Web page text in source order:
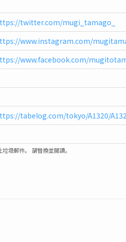
twitter.com/mugi_tamago_
www.instagram.com/
www.facebook.com/
tabelog.com/tokyo/A1320/
圾郵件。 請替換並閱讀。